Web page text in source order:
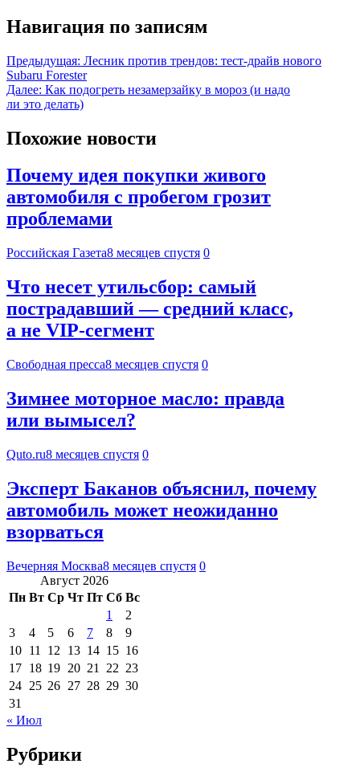
Навигация по записям
Предыдущая: Лесник против трендов: тест-драйв нового
Subaru Forester
Далее: Как подогреть незамерзайку в мороз (и надо
ли это делать)
Похожие новости
Почему идея покупки живого
автомобиля с пробегом грозит
проблемами
Российская Газета8 месяцев спустя 0
Что несет утильсбор: самый
пострадавший — средний класс,
а не VIP-сегмент
Свободная пресса8 месяцев спустя 0
Зимнее моторное масло: правда
или вымысел?
Quto.ru8 месяцев спустя 0
Эксперт Баканов объяснил, почему
автомобиль может неожиданно
взорваться
Вечерняя Москва8 месяцев спустя 0
Август 2026
Пн Вт Ср Чт Пт Сб Вс
1
2
3
4 5 6 7 8
9
10 11 12 13 14 15 16
17 18 19 20 21 22 23
24 25 26 27 28 29 30
31
« Июл
Рубрики